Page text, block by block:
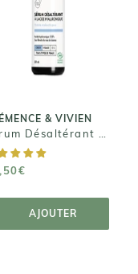
& VIVIEN
AJOUTER
Sérum
Désaltérant à
l'Acide
Hyaluronique
PANIER